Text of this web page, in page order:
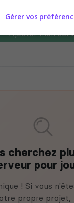
Ajouter mon
cherchez
pour
! Si vous
propre projet,
Gérer vos